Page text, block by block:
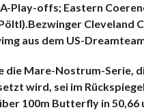
Play-offs; Eastern Co
Cleveland
aus dem US-
die Mare-Nostrum-Serie,
wird, sei im
100m Butterfly in 50,66